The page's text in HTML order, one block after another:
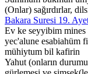
(Onlar) sağırdırlar,
Bakara Suresi 19.
Ev ke seyyibim
yec'alune esabiahüm
mühiytum bil kafirin
Yahut (onların